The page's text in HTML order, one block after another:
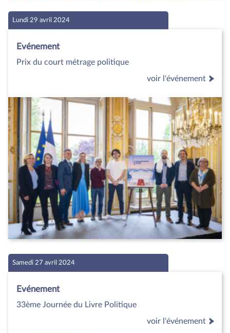
Lundi 29 avril 2024
Evénement
Prix du court métrage politique
voir l'événement
Samedi 27 avril 2024
Evénement
33ème Journée du Livre Politique
voir l'événement